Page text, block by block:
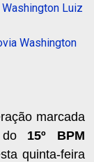
Luiz
Washington
marcada
do 15º BPM
quinta-feira